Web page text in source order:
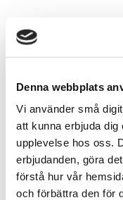
Denna webbplats
Vi använder små
att kunna erbjuda
upplevelse hos oss.
erbjudanden, göra
förstå hur vår
och förbättra den för
kalender där vi
tillfrisknandet.Nu kan
lör 8 augusti
för att få länken.
Välkommen in i
/Cristina och Jessica